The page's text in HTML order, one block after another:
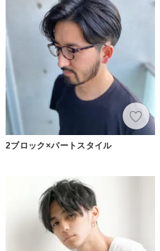
2ブロック×パートスタイル